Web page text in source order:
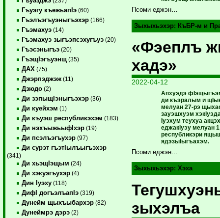
Гъуэгу къежьапIэ (60)
Гъэлъэгъуэныгъэхэр (166)
Гъэмахуэ (14)
Гъэмахуэ зыгъэпсэхугъуэ (20)
Гъэсэныгъэ (20)
ГъэщIэгъуэнщ (35)
ДАХ (75)
Джэрпэджэж (11)
Дзюдо (2)
Ди зэпыщIэныгъэхэр (36)
Ди куейхэм (1)
Ди къуэш республикэхэм (183)
Ди нэхъыжьыфIхэр (19)
Ди псэлъэгъухэр (97)
Ди сурэт гъэтIылъыгъэхэр
(341)
Ди хьэщIэщым (24)
Ди хэкуэгъухэр (4)
Дин Iуэху (118)
ДифI догъэлъапIэ (319)
Дунейм щыхъыбархэр (82)
Дунеймрэ дэрэ (2)
Псоми еджэн…
Зыхыхьэхэр: КъБР-м и
«Фэеплъ
хадэ»
2022-04-12
Апхуэдэ
ди къэралым и
мелуан 27-рэ
зауэшхуэм
Iуэхум теухуа
еджакIуэу мелуан
республикэри
ядэзыIыгъахэм.
Псоми еджэн…
Зыхыхьэхэр:Хэха
зыхэлъа